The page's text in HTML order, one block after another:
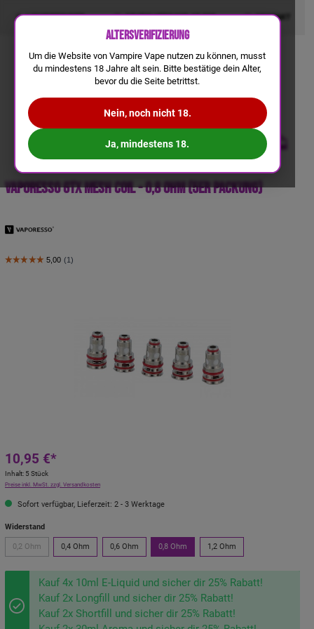
LIQUIDRECHNER GRATIS VERSAND AB 50€ KONTAKT
Vaporesso GTX Mesh Coil - 0,8 Ohm (5er Packung)
10,95 €*
Inhalt: 5 Stück
Preise inkl. MwSt. zzgl. Versandkosten
Sofort verfügbar, Lieferzeit: 2 - 3 Werktage
Widerstand
0,2 Ohm 0,4 Ohm 0,6 Ohm 0,8 Ohm 1,2 Ohm
Kauf 4x 10ml E-Liquid und sicher dir 25% Rabatt!
Kauf 2x Longfill und sicher dir 25% Rabatt!
Kauf 2x Shortfill und sicher dir 25% Rabatt!
Altersverifizierung
Um die Website von Vampire Vape nutzen zu können, musst
du mindestens 18 Jahre alt sein. Bitte bestätige dein Alter,
bevor du die Seite betrittst.
Nein, noch nicht 18.
Ja, mindestens 18.